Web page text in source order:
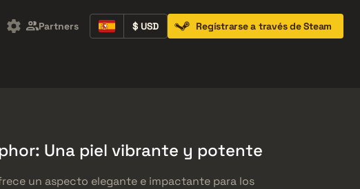
Partners $ USD Regístrarse a través de Steam
Una piel vibrante y potente
un aspecto elegante e impactante para los